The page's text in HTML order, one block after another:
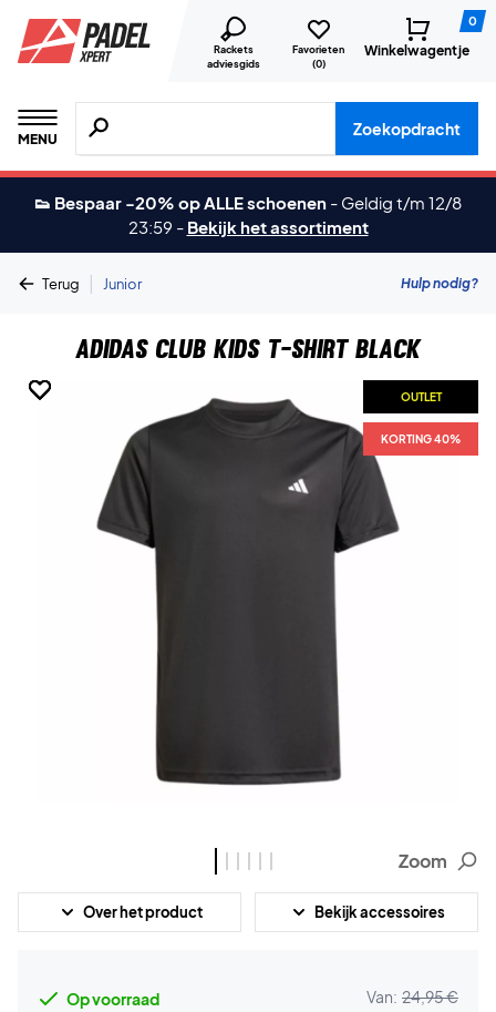
Rackets
adviesgids
Favorieten
(0)
0
Winkelwagentje
MENU
Zoeken naar producten, merken etc.
Zoekopdracht
👟 Bespaar -20% op ALLE schoenen - Geldig t/m 12/8
23:59 - Bekijk het assortiment
Terug | Junior Hulp nodig?
Adidas Club Kids T-shirt Black
OUTLET
KORTING 40%
OUTLET
KORTING 40%
OUTLET
KORTING 40%
OUTLET
KORTING 40%
OUTLET
KORTING 40%
OUTLET
KORTING 40%
Zoom
Over het product Bekijk accessoires
Op voorraad Van: 24,95 €